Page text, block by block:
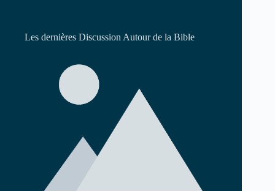
Les dernières Discussion Autour de la Bible